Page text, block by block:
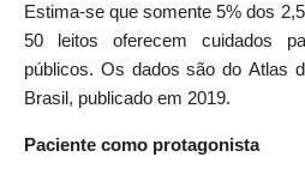
Estima-se que somente 5% dos
50 leitos oferecem cuidados
públicos. Os dados são do Atlas
Brasil, publicado em 2019.
Paciente como protagonista